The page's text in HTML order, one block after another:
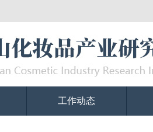
工作动态